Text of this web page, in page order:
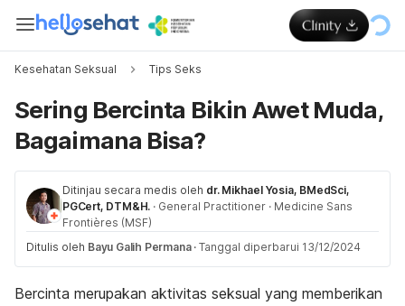
Kesehatan Seksual Tips Seks
Sering Bercinta Bikin Awet Muda,
Bagaimana Bisa?
Ditinjau secara medis oleh dr. Mikhael Yosia, BMedSci,
PGCert, DTM&H. · General Practitioner · Medicine Sans
Frontières (MSF)
Ditulis oleh Bayu Galih Permana · Tanggal diperbarui 13/12/2024
Bercinta merupakan aktivitas seksual yang memberikan